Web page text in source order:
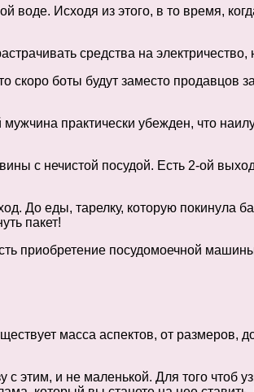
Исходя из этого, в то время,
средства на
боты будут заместо продавцов
мужчина практически убежден, что
с нечистой посудой. Есть 2-ой
До еды, тарелку, которую покинула
пакет!
приобретение посудомоечной
масса аспектов, от размеров,
и не маленькой. Для того чтоб